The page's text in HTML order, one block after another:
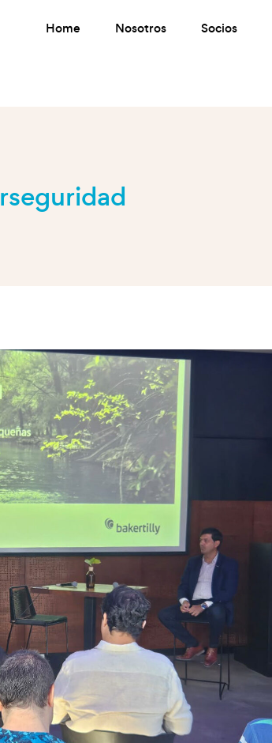
Home Nosotros Socios